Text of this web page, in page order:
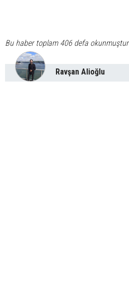
Bu haber toplam 406 defa okunmuştur
Ravşan Alioğlu